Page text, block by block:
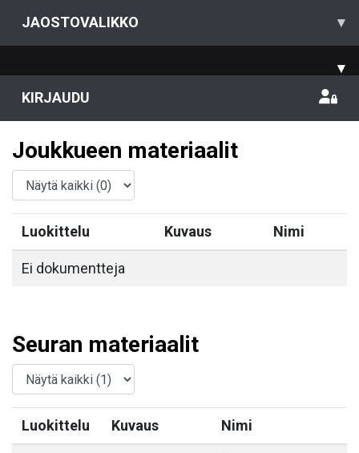
JAOSTOVALIKKO ▾
▾
KIRJAUDU
Joukkueen materiaalit
Luokittelu Kuvaus Nimi
Ei dokumentteja
Seuran materiaalit
Luokittelu Kuvaus Nimi